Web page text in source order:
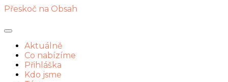
Přeskoč na Obsah
Aktuálně
Co nabízíme
Přihláška
Kdo jsme